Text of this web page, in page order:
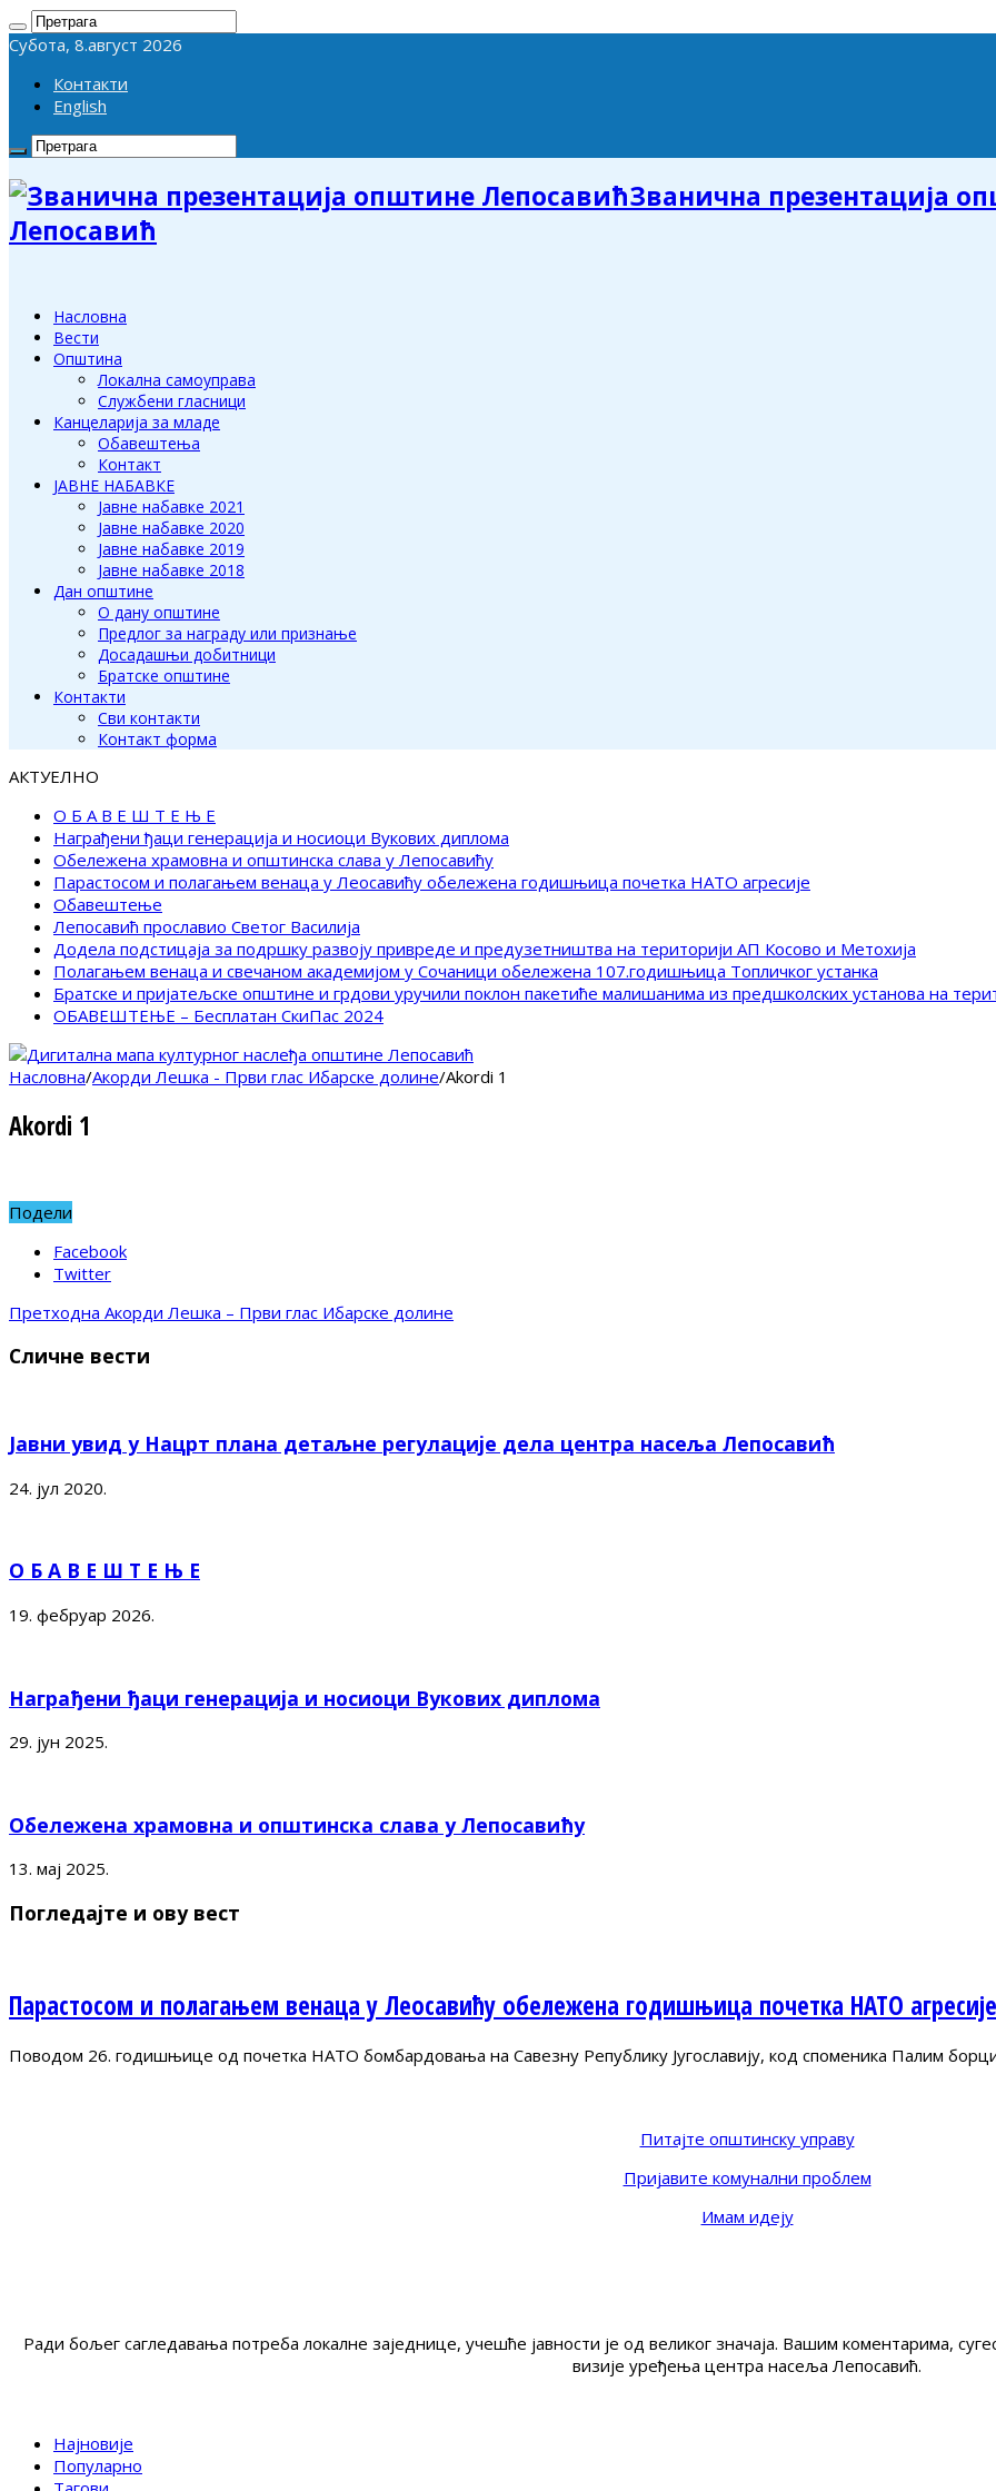
Субота, 8.август 2026
Контакти
English
Званична презентација
Лепосавић
Насловна
Вести
Општина
Локална самоуправа
Службени гласници
Канцеларија за младе
Обавештења
Контакт
ЈАВНЕ НАБАВКЕ
Јавне набавке 2021
Јавне набавке 2020
Јавне набавке 2019
Јавне набавке 2018
Дан општине
О дану општине
Предлог за награду или признање
Досадашњи добитници
Братске општине
Контакти
Сви контакти
Контакт форма
АКТУЕЛНО
О Б А В Е Ш Т Е Њ Е
Награђени ђаци генерација и носиоци Вукових диплома
Обележена храмовна и општинска слава у Лепосавићу
Парастосом и полагањем венаца у Леосавићу обележена годишњица почетка НАТО агресије
Обавештење
Лепосавић прославио Светог Василија
Додела подстицаја за подршку развоју привреде и предузетништва на територији АП Косово и Метохија
Полагањем венаца и свечаном академијом у Сочаници обележена 107.годишњица Топличког устанка
Братске и пријатељске општине и грдови уручили поклон пакетиће малишанима из предшколских установа на
ОБАВЕШТЕЊЕ – Бесплатан СкиПас 2024
Насловна/Акорди Лешка - Први глас Ибарске долине/Akordi 1
Akordi 1
Подели
Facebook
Twitter
Претходна Акорди Лешка – Први глас Ибарске долине
Сличне вести
Јавни увид у Нацрт плана детаљне регулације дела центра насеља Лепосавић
24. јул 2020.
О Б А В Е Ш Т Е Њ Е
19. фебруар 2026.
Награђени ђаци генерација и носиоци Вукових диплома
29. јун 2025.
Обележена храмовна и општинска слава у Лепосавићу
13. мај 2025.
Погледајте и ову вест
Парастосом и полагањем венаца у Леосавићу обележена годишњица почетка НАТО агресије
Поводом 26. годишњице од почетка НАТО бомбардовања на Савезну Републику Југославију, код споменика Палим
Питајте општинску управу
Пријавите комунални проблем
Имам идеју
Ради бољег сагледавања потреба локалне заједнице, учешће јавности је од великог значаја. Вашим коментарима,
визије уређења центра насеља Лепосавић.
Најновије
Популарно